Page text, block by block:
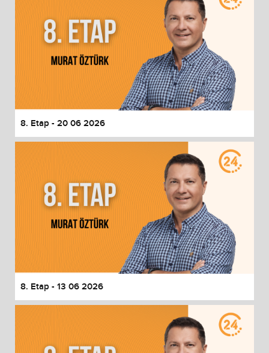
8. Etap - 20 06 2026
8. Etap - 13 06 2026